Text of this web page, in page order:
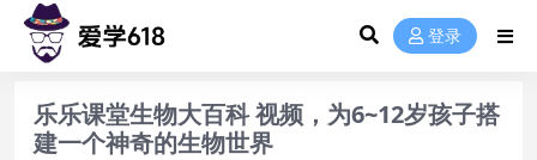
登录
乐乐课堂生物大百科 视频，为6~12岁孩子搭
建一个神奇的生物世界